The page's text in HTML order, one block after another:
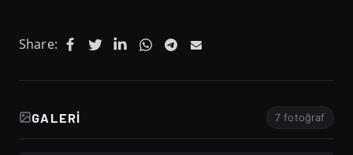
Share:
GALERI 7 fotoğraf